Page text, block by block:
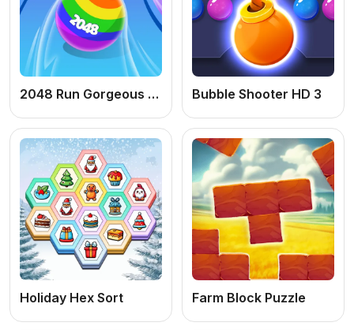
2048 Run Gorgeous Balls Bubble Shooter HD 3
Holiday Hex Sort Farm Block Puzzle